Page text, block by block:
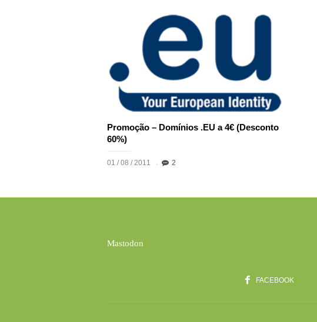
Promoção – Domínios .EU a 4€ (Desconto
60%)
01 / 08 / 2011 2
Mastodon
FACEBOOK